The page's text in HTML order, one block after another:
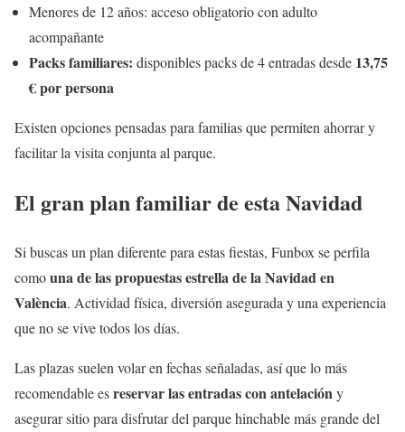
Menores de 12 años: acceso obligatorio con adulto
acompañante
Packs familiares: disponibles packs de 4 entradas desde 13,75
€ por persona
Existen opciones pensadas para familias que permiten ahorrar y
facilitar la visita conjunta al parque.
El gran plan familiar de esta Navidad
Si buscas un plan diferente para estas fiestas, Funbox se perfila
comouna de las propuestas estrella de la Navidad en
València. Actividad física, diversión asegurada y una experiencia
que no se vive todos los días.
Las plazas suelen volar en fechas señaladas, así que lo más
recomendable esreservar las entradas con antelación y
asegurar sitio para disfrutar del parque hinchable más grande del